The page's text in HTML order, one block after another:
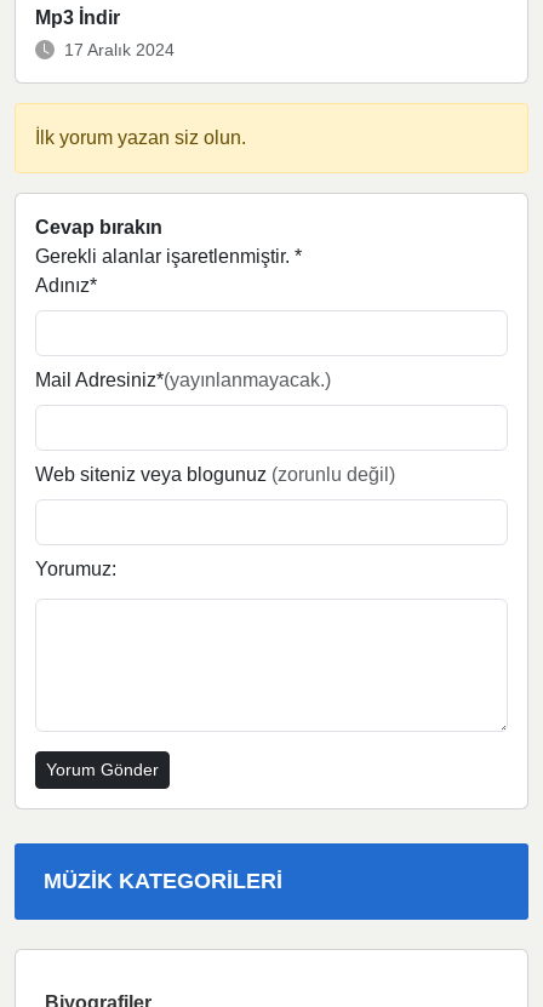
Mp3 İndir
17 Aralık 2024
İlk yorum yazan siz olun.
Cevap bırakın
Gerekli alanlar işaretlenmiştir. *
Adınız*
Mail Adresiniz*(yayınlanmayacak.)
Web siteniz veya blogunuz (zorunlu değil)
Yorumuz:
MÜZIK KATEGORILERI
Biyografiler